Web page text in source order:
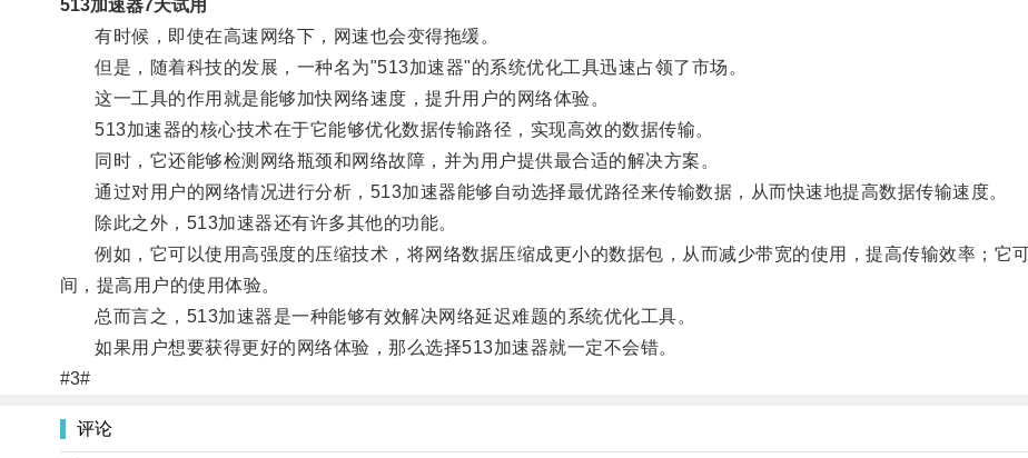
513加速器7天试用
有时候，即使在高速网络下，网速也会变得拖缓。
但是，随着科技的发展，一种名为"513加速器"的系统优化工具迅速占领了市场。
这一工具的作用就是能够加快网络速度，提升用户的网络体验。
513加速器的核心技术在于它能够优化数据传输路径，实现高效的数据传输。
同时，它还能够检测网络瓶颈和网络故障，并为用户提供最合适的解决方案。
通过对用户的网络情况进行分析，513加速器能够自动选择最优路径来传输数据，从而快速地提高数据传输速度。
除此之外，513加速器还有许多其他的功能。
例如，它可以使用高强度的压缩技术，将网络数据压缩成更小的数据包，从而减少带宽的使用，提高传输效率；它
间，提高用户的使用体验。
总而言之，513加速器是一种能够有效解决网络延迟难题的系统优化工具。
如果用户想要获得更好的网络体验，那么选择513加速器就一定不会错。
#3#
评论